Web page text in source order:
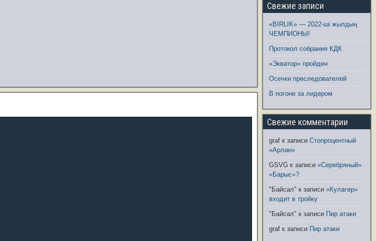
Свежие записи
«BIRLIK» — 2022-ші жылдың
ЧЕМПИОНЫ!
Протокол собрания КДК
«Экватор» пройден
Осечки преследователей
В погоне за лидером
Свежие комментарии
graf к записиСтопроцентный
«Арлан»
GSVG к записи«Серебряный»
«Барыс»?
"Байсал" к записи«Кулагер»
входит в тройку
"Байсал" к записи Пир атаки
graf к записи Пир атаки